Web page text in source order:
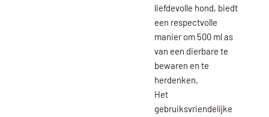
liefdevolle hond, biedt
een respectvolle
manier om 500 ml as
van een dierbare te
bewaren en te
herdenken.
Het
gebruiksvriendelijke